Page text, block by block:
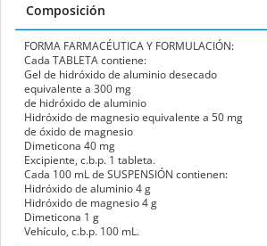
Composición
FORMA FARMACÉUTICA Y FORMULACIÓN:
Cada TABLETAcontiene:
Gel de hidróxido de aluminio desecado
equivalente a 300 mg
de hidróxido de aluminio
Hidróxido de magnesio equivalente a 50 mg
de óxido de magnesio
Dimeticona 40 mg
Excipiente, c.b.p. 1 tableta.
Cada 100 mL de SUSPENSIÓN contienen:
Hidróxido de aluminio4 g
Hidróxido de magnesio4 g
Dimeticona 1 g
Vehículo, c.b.p. 100 mL.